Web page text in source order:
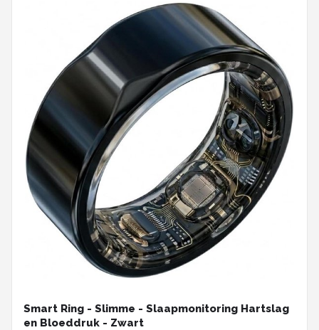
Smart Ring - Slimme - Slaapmonitoring Hartslag
en Bloeddruk - Zwart